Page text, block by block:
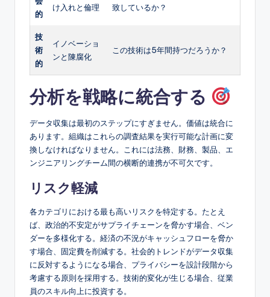
的
け入れと倫理 致しているか？
技
術
的
イノベーショ
ンと陳腐化
この技術は5年間持つだろうか？
分析を戦略に統合する
データ収集は最初のステップにすぎません。価値は統合に
あります。組織はこれらの調査結果を実行可能な計画に変
換しなければなりません。これには法務、財務、製品、エ
ンジニアリングチーム間の横断的連携が不可欠です。
リスク軽減
各カテゴリにおける最も高いリスクを特定する。たとえ
ば、政治的不安定がサプライチェーンを脅かす場合、ベン
ダーを多様化する。経済の不況がキャッシュフローを脅か
す場合、固定費を削減する。社会的トレンドがデータ収集
に反対するようになる場合、プライバシーを設計段階から
考慮する原則を採用する。技術的変化が生じる場合、従業
員のスキル向上に投資する。